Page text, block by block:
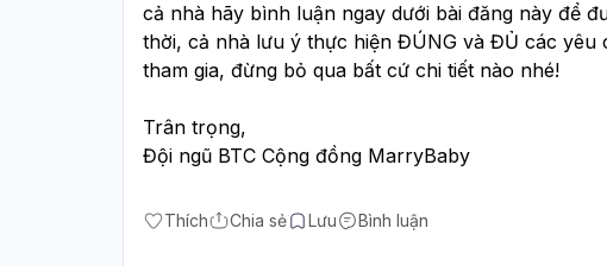
cả nhà hãy bình luận ngay dưới bài đăng này để
thời, cả nhà lưu ý thực hiện ĐÚNG và ĐỦ các yêu
tham gia, đừng bỏ qua bất cứ chi tiết nào nhé!
Trân trọng,
Đội ngũ BTC Cộng đồng MarryBaby
Thích Chia sẻ Lưu Bình luận